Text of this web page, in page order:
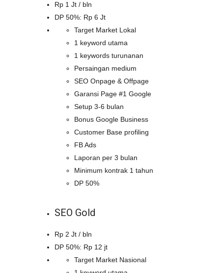
Rp 1 Jt / bln
DP 50%: Rp 6 Jt
Target Market Lokal
1 keyword utama
1 keywords turunanan
Persaingan medium
SEO Onpage & Offpage
Garansi Page #1 Google
Setup 3-6 bulan
Bonus Google Business
Customer Base profiling
FB Ads
Laporan per 3 bulan
Minimum kontrak 1 tahun
DP 50%
SEO Gold
Rp 2 Jt / bln
DP 50%: Rp 12 jt
Target Market Nasional